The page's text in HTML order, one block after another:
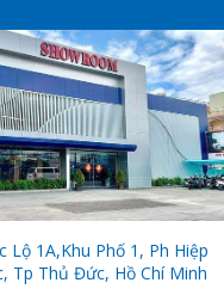
Lộ 1A,khu Phố 1, Ph Hiệp
Tp Thủ Đức, Hồ Chí Minh